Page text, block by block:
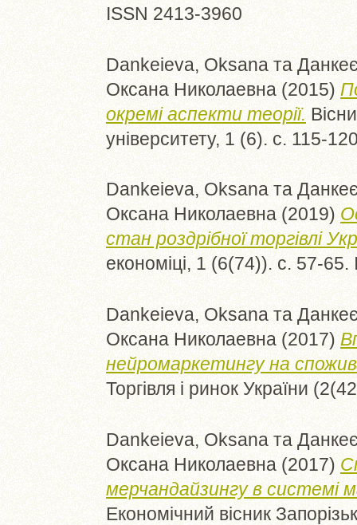
ISSN 2413-3960
Dankeieva, Oksana та
Оксана Николаевна (2015)
окремі аспекти теорії.
університету, 1 (6). с. 115-
Dankeieva, Oksana та
Оксана Николаевна (2019)
стан роздрібної торгівлі
економіці, 1 (6(74)). с. 57-
Dankeieva, Oksana та
Оксана Николаевна (2017)
нейромаркетингу на
Торгівля і ринок України
Dankeieva, Oksana та
Оксана Николаевна (2017)
мерчандайзингу в системі
Економічний вісник